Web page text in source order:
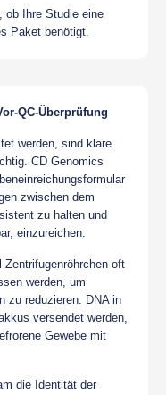
ob Ihre Studie eine
Paket benötigt.
QC-Überprüfung
werden, sind klare
CD Genomics
zwischen dem
zu halten und
einzureichen.
Zentrifugenröhrchen oft
werden, um
zu reduzieren. DNA in
versendet werden,
Gewebe mit
die Identität der